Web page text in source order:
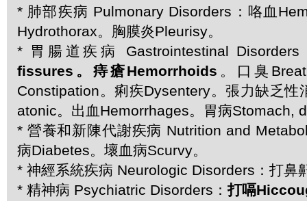
* 肺部疾病 Pulmonary Disorders：咯血
Hydrothorax。胸膜炎Pleurisy。
* 胃腸道疾病 Gastrointestinal Disorders
fissures。痔瘡Hemorrhoids 。口臭
Constipation。痢疾Dysentery。張力缺乏性
atonic。出血Hemorrhages。胃病Stomach,
* 營養和新陳代謝疾病 Nutrition and
病Diabetes。壞血病Scurvy。
* 神經系統疾病 Neurologic Disorders：打鼻
* 精神病 Psychiatric Disorders：打嗝